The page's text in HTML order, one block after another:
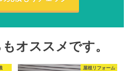
オススメです。
屋根リフォーム